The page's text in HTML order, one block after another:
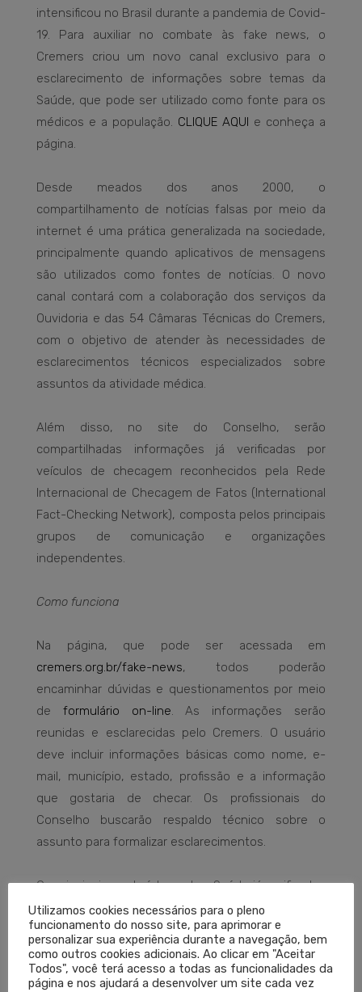
intensificou no Brasil durante a pandemia de Covid-
19. Para auxiliar no combate às fake news, o
Cremers criou um novo canal exclusivo para o
esclarecimento de informações sobre temas da
Saúde, que pode ser utilizado como fonte para os
médicos e a população. CLIQUE AQUI e conheça a
página.
Desde meados dos anos 2000, o
compartilhamento de notícias falsas por meio da
internet é uma prática generalizada na sociedade,
principalmente quando aplicativos de mensagens
são utilizados como fontes de notícias. O novo
canal contará com a colaboração dos serviços da
Ouvidoria e das 54 Câmaras Técnicas do Cremers,
com o objetivo de atender às necessidades de
esclarecimentos técnicos especializados sobre
assuntos da atividade médica.
Além disso, no site do Conselho, serão
compartilhadas informações já verificadas por
veículos de checagem reconhecidos pela Rede
Internacional de Checagem de Fatos (International
Fact-Checking Network), composta pelos principais
grupos de comunicação e organizações
independentes.
Como funciona
Na página, que pode ser acessada em
cremers.org.br/fake-news, todos poderão
encaminhar dúvidas e questionamentos por meio
de formulário on-line. As informações serão
reunidas e esclarecidas pelo Cremers. O usuário
deve incluir informações básicas como nome, e-
mail, município, estado, profissão e a informação
que gostaria de checar. Os profissionais do
Conselho buscarão respaldo técnico sobre o
assunto para formalizar esclarecimentos.
Os principais conteúdos sobre Saúde já verificados
por agências de checagem e os respondidos pelo
Cremers serão publicados no site, contribuindo
para o compartilhamento e a divulgação de
informações verídicas.
Utilizamos cookies necessários para o pleno
funcionamento do nosso site, para aprimorar e
personalizar sua experiência durante a navegação, bem
como outros cookies adicionais. Ao clicar em "Aceitar
Todos", você terá acesso a todas as funcionalidades da
página e nos ajudará a desenvolver um site cada vez